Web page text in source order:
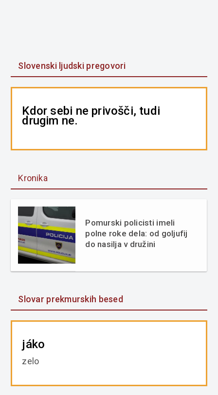
Slovenski ljudski pregovori
Kdor sebi ne privošči, tudi
drugim ne.
Kronika
Pomurski policisti imeli
polne roke dela: od goljufij
do nasilja v družini
Slovar prekmurskih besed
jáko
zelo